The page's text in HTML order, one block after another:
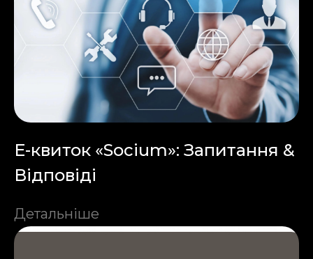
Е-квиток «Socium»: Запитання &
Відповіді
Детальніше